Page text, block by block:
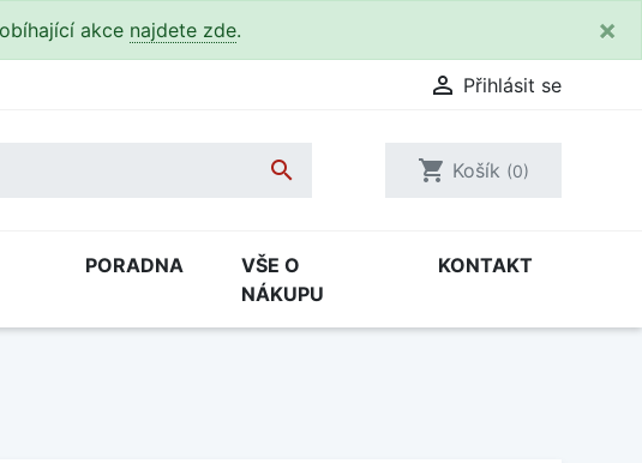
akce najdete zde. ×
 Přihlásit se
 shopping_cart Košík (0)
PORADNA
VŠE O
NÁKUPU
KONTAKT